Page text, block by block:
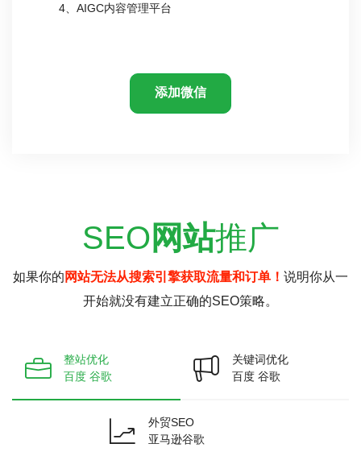
4、AIGC内容管理平台
添加微信
SEO 网站推广
如果你的 网站无法从搜索引擎获取流量和订单！ 说明你从一
开始就没有建立正确的SEO策略。
整站优化
百度 谷歌
关键词优化
百度 谷歌
外贸SEO
亚马逊谷歌